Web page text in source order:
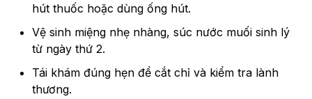
hút thuốc hoặc dùng ống hút.
Vệ sinh miệng nhẹ nhàng, súc nước muối sinh lý
từ ngày thứ 2.
Tái khám đúng hẹn để cắt chỉ và kiểm tra lành
thương.